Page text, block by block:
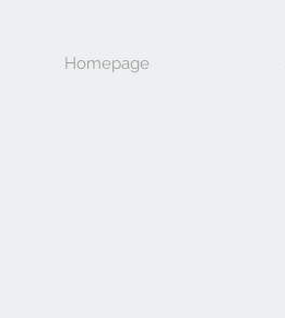
Homepage